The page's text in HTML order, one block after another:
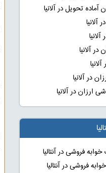
آماده تحویل در آلانیا
آلانیا
در آلانیا
در آلانیا
ارزان در آلانیا
فروشی در آنتالیا
فروشی در آنتالیا